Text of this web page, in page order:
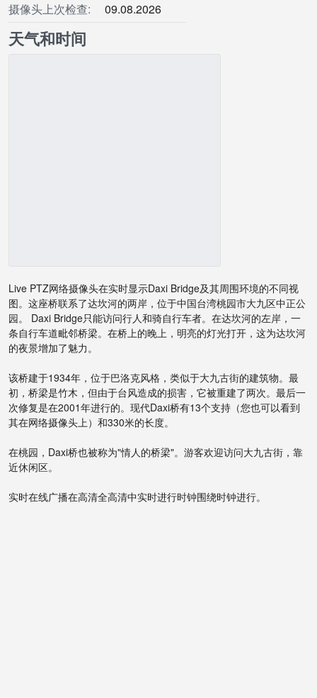
摄像头上次检查:
09.08.2026
天气和时间
Live PTZ网络摄像头在实时显示Daxi Bridge及其周围环境的不同视
图。这座桥联系了达坎河的两岸，位于中国台湾桃园市大九区中正公
园。 Daxi Bridge只能访问行人和骑自行车者。在达坎河的左岸，一
条自行车道毗邻桥梁。在桥上的晚上，明亮的灯光打开，这为达坎河
的夜景​​增加了魅力。
该桥建于1934年，位于巴洛克风格，类似于大九古街的建筑物。最
初，桥梁是竹木，但由于台风造成的损害，它被重建了两次。最后一
次修复是在2001年进行的。现代Daxi桥有13个支持（您也可以看到
其在网络摄像头上）和330米的长度。
在桃园，Daxi桥也被称为"情人的桥梁"。游客欢迎访问大九古街，靠
近休闲区。
实时在线广播在高清全高清中实时进行时钟围绕时钟进行。